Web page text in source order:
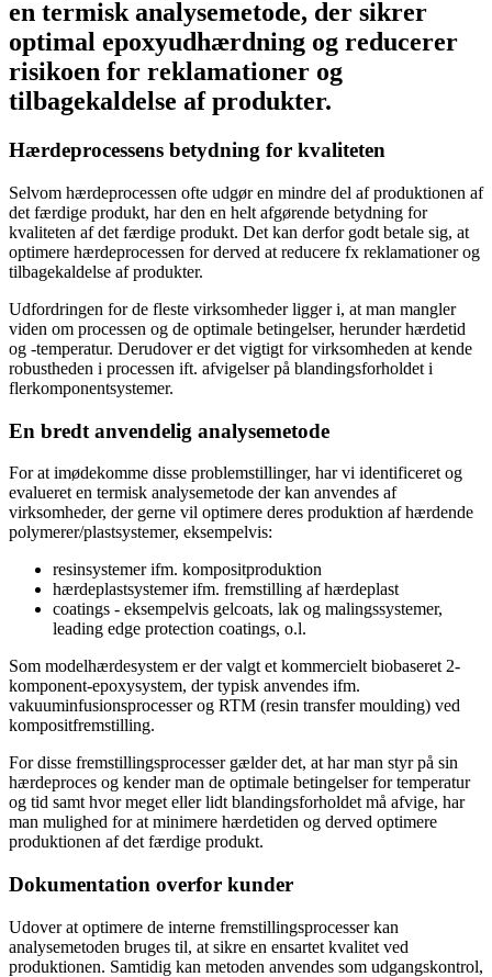
en termisk analysemetode, der sikrer
optimal epoxyudhærdning og reducerer
risikoen for reklamationer og
tilbagekaldelse af produkter.
Hærdeprocessens betydning for kvaliteten
Selvom hærdeprocessen ofte udgør en mindre del af produktionen af
det færdige produkt, har den en helt afgørende betydning for
kvaliteten af det færdige produkt. Det kan derfor godt betale sig, at
optimere hærdeprocessen for derved at reducere fx reklamationer og
tilbagekaldelse af produkter.
Udfordringen for de fleste virksomheder ligger i, at man mangler
viden om processen og de optimale betingelser, herunder hærdetid
og -temperatur. Derudover er det vigtigt for virksomheden at kende
robustheden i processen ift. afvigelser på blandingsforholdet i
flerkomponentsystemer.
En bredt anvendelig analysemetode
For at imødekomme disse problemstillinger, har vi identificeret og
evalueret en termisk analysemetode der kan anvendes af
virksomheder, der gerne vil optimere deres produktion af hærdende
polymerer/plastsystemer, eksempelvis:
resinsystemer ifm. kompositproduktion
hærdeplastsystemer ifm. fremstilling af hærdeplast
coatings - eksempelvis gelcoats, lak og malingssystemer,
leading edge protection coatings, o.l.
Som modelhærdesystem er der valgt et kommercielt biobaseret 2-
komponent-epoxysystem, der typisk anvendes ifm.
vakuuminfusionsprocesser og RTM (resin transfer moulding) ved
kompositfremstilling.
For disse fremstillingsprocesser gælder det, at har man styr på sin
hærdeproces og kender man de optimale betingelser for temperatur
og tid samt hvor meget eller lidt blandingsforholdet må afvige, har
man mulighed for at minimere hærdetiden og derved optimere
produktionen af det færdige produkt.
Dokumentation overfor kunder
Udover at optimere de interne fremstillingsprocesser kan
analysemetoden bruges til, at sikre en ensartet kvalitet ved
produktionen. Samtidig kan metoden anvendes som udgangskontrol,